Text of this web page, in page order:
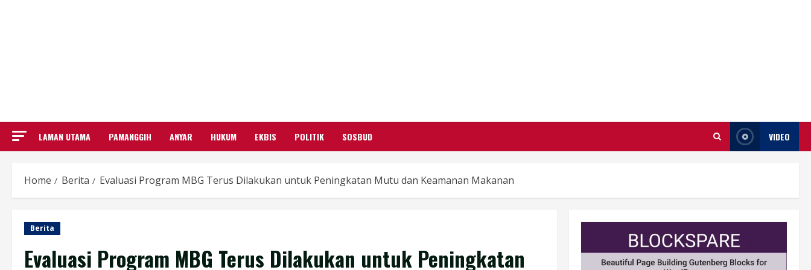
LAMAN UTAMA PAMANGGIH ANYAR HUKUM EKBIS POLITIK SOSBUD VIDEO
Home Berita Evaluasi Program MBG Terus Dilakukan untuk Peningkatan Mutu dan Keamanan Makanan
Berita
Evaluasi Program MBG Terus Dilakukan untuk Peningkatan